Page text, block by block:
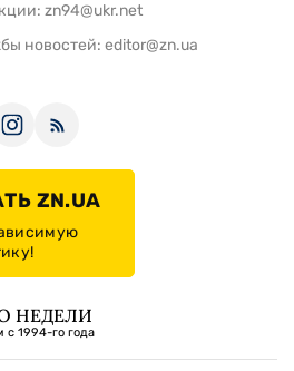
zn94@ukr.net
новостей: editor@zn.ua
ZN.UA
НЕДЕЛИ
с 1994-го года